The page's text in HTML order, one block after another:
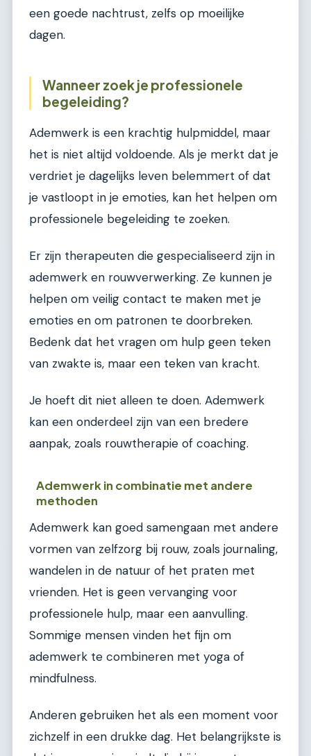
een goede nachtrust, zelfs op moeilijke
dagen.
Wanneer zoek je professionele
begeleiding?
Ademwerk is een krachtig hulpmiddel, maar
het is niet altijd voldoende. Als je merkt dat je
verdriet je dagelijks leven belemmert of dat
je vastloopt in je emoties, kan het helpen om
professionele begeleiding te zoeken.
Er zijn therapeuten die gespecialiseerd zijn in
ademwerk en rouwverwerking. Ze kunnen je
helpen om veilig contact te maken met je
emoties en om patronen te doorbreken.
Bedenk dat het vragen om hulp geen teken
van zwakte is, maar een teken van kracht.
Je hoeft dit niet alleen te doen. Ademwerk
kan een onderdeel zijn van een bredere
aanpak, zoals rouwtherapie of coaching.
Ademwerk in combinatie met andere
methoden
Ademwerk kan goed samengaan met andere
vormen van zelfzorg bij rouw, zoals journaling,
wandelen in de natuur of het praten met
vrienden. Het is geen vervanging voor
professionele hulp, maar een aanvulling.
Sommige mensen vinden het fijn om
ademwerk te combineren met yoga of
mindfulness.
Anderen gebruiken het als een moment voor
zichzelf in een drukke dag. Het belangrijkste is